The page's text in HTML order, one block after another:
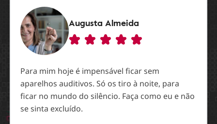
Augusta Almeida
Para mim hoje é impensável ficar sem
aparelhos auditivos. Só os tiro à noite, para
ficar no mundo do silêncio. Faça como eu e não
se sinta excluído.